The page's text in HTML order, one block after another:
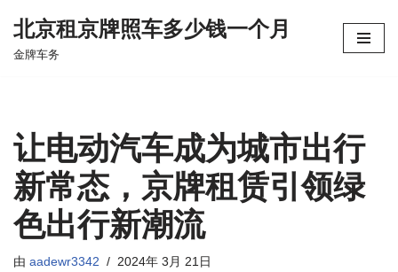
跳
北京租京牌照车多少钱一个月
金牌车务
让电动汽车成为城市出行
新常态，京牌租赁引领绿
色出行新潮流
由 aadewr3342 2024年 3月 21日